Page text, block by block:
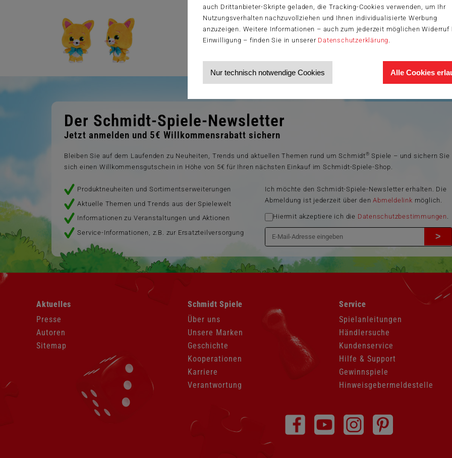
auch Drittanbieter-Skripte geladen, die Tracking-Cookies verwenden, um Ihr
Nutzungsverhalten nachzuvollziehen und Ihnen individualisierte Werbung
anzuzeigen. Weitere Informationen – auch zum jederzeit möglichen Widerruf
Einwilligung – finden Sie in unserer Datenschutzerklärung
Nur technisch notwendige Cookies Alle Cookies
Der Schmidt-Spiele-Newsletter
Jetzt anmelden und 5€ Willkommensrabatt sichern
Bleiben Sie auf dem Laufenden zu Neuheiten, Trends und aktuellen Themen rund um Schmidt® Spiele – und sichern Sie
sich einen Willkommensgutschein in Höhe von 5€ für Ihren nächsten Einkauf im Schmidt-Spiele-Shop.
Produktneuheiten und Sortimentserweiterungen
Aktuelle Themen und Trends aus der Spielewelt
Informationen zu Veranstaltungen und Aktionen
Service-Informationen, z.B. zur Ersatzteilversorgung
Ich möchte den Schmidt-Spiele-Newsletter erhalten. Die
Abmeldung ist jederzeit über denAbmeldelink möglich.
Hiermit akzeptiere ich die Datenschutzbestimmungen
>
überspringen
Aktuelles
Presse
Autoren
Sitemap
Navigation
überspringen
Schmidt Spiele
Über uns
Unsere Marken
Geschichte
Kooperationen
Karriere
Verantwortung
Navigation
überspringen
Service
Spielanleitungen
Händlersuche
Kundenservice
Hilfe & Support
Gewinnspiele
Hinweisgebermeldestelle